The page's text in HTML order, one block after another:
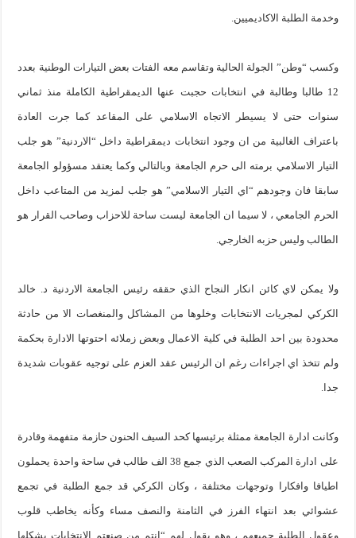
وخدمة الطلبة الاكاديميين.
وكسب “وطن” الجولة الحالية وتقاسم معه الفتات بعض التيارات الوطنية بعدد
12 طالبا وطالبة في انتخابات حجبت عنها الديمقراطية الكاملة منذ ثماني
سنوات حتى لا يسيطر الاتجاه الاسلامي على المقاعد كما جرت العادة
باعتراف الغالبية من ان وجود انتخابات ديمقراطية داخل “الاردنية” هو جلب
التيار الاسلامي برمته الى حرم الجامعة وبالتالي وكما يعتقد مسؤولو الجامعة
سابقا فان وجودهم “اي التيار الاسلامي” هو جلب لمزيد من المتاعب داخل
الحرم الجامعي ، لا سيما ان الجامعة ليست ساحة للاحزاب وصاحب القرار هو
الطالب وليس حزبه الخارجي.
ولا يمكن لاي كائن انكار النجاح الذي حققه رئيس الجامعة الاردنية د. خالد
الكركي لمجريات الانتخابات وخلوها من المشاكل والمنغصات الا من حادثة
محدودة بين احد الطلبة في كلية الاعمال وبعض زملائه احتوتها الادارة بحكمة
ولم تتخذ اي اجراءات رغم ان الرئيس عقد العزم على توجيه عقوبات شديدة
جدا.
وكانت ادارة الجامعة ممثلة برئيسها كحد السيف الحنون حازمة متفهمة وقادرة
على ادارة المركب الصعب الذي جمع 38 الف طالب في ساحة واحدة يحملون
اطيافا وافكارا وتوجهات مختلفة ، وكان الكركي قد جمع الطلبة في تجمع
عشوائي بعد انتهاء الفرز في الثامنة والنصف مساء وكأنه يخاطب قلوب
وعقول الطلبة جميعهم ، وهو يقول لهم “انتم من صنعتم الانتخابات بشكلها